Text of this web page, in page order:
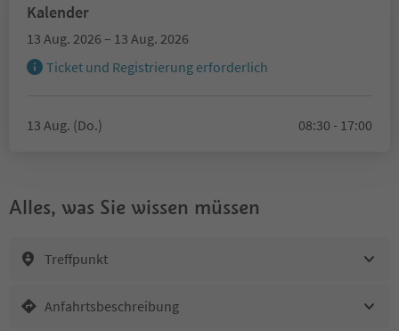
Kalender
13 Aug. 2026 – 13 Aug. 2026
Ticket und Registrierung erforderlich
13 Aug. (Do.) 08:30 - 17:00
Alles, was Sie wissen müssen
Treffpunkt
Anfahrtsbeschreibung